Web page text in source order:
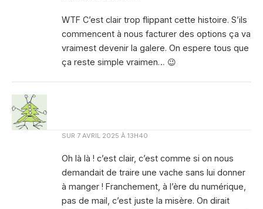
WTF C’est clair trop flippant cette histoire. S’ils
commencent à nous facturer des options ça va
vraimest devenir la galere. On espere tous que
ça reste simple vraimen… 😉
SUR 7 AVRIL 2025 À 13H40
Oh là là ! c’est clair, c’est comme si on nous
demandait de traire une vache sans lui donner
à manger ! Franchement, à l’ère du numérique,
pas de mail, c’est juste la misère. On dirait